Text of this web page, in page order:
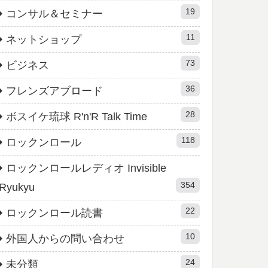
コンサル＆セミナー 19
ネットショップ 11
ビジネス 73
フレンズアブロード 36
ボスイケ琉球 R'n'R Talk Time 28
ロックンロール 118
ロックンロールレディオ Invisible
354
ロックンロール読書 22
外国人からの問い合わせ 10
未分類 24